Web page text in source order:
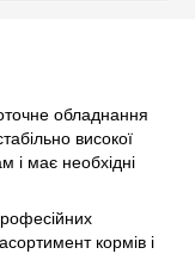
обладнання
високої
і має необхідні
кормів і